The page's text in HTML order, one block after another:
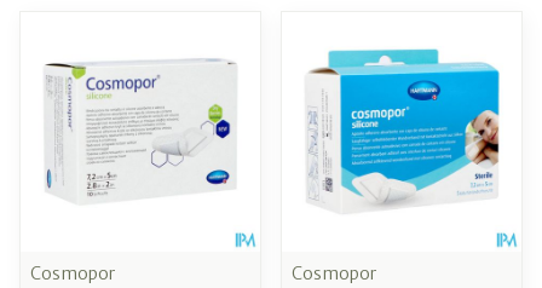
Cosmopor
Cosmopor